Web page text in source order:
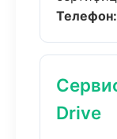
Телефон:
Drive